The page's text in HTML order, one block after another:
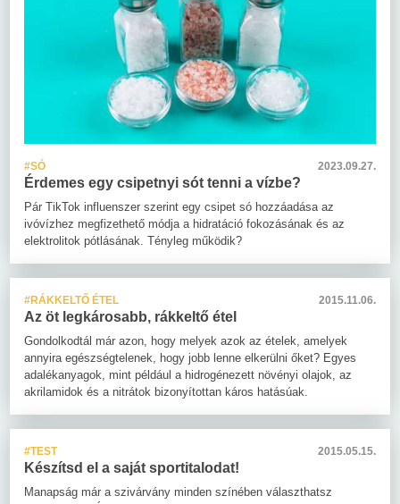
#SÓ 2023.09.27.
Érdemes egy csipetnyi sót tenni a vízbe?
Pár TikTok influenszer szerint egy csipet só hozzáadása az
ivóvízhez megfizethető módja a hidratáció fokozásának és az
elektrolitok pótlásának. Tényleg működik?
#RÁKKELTŐ ÉTEL 2015.11.06.
Az öt legkárosabb, rákkeltő étel
Gondolkodtál már azon, hogy melyek azok az ételek, amelyek
annyira egészségtelenek, hogy jobb lenne elkerülni őket? Egyes
adalékanyagok, mint például a hidrogénezett növényi olajok, az
akrilamidok és a nitrátok bizonyítottan káros hatásúak.
#TEST 2015.05.15.
Készítsd el a saját sportitalodat!
Manapság már a szivárvány minden színében választhatsz